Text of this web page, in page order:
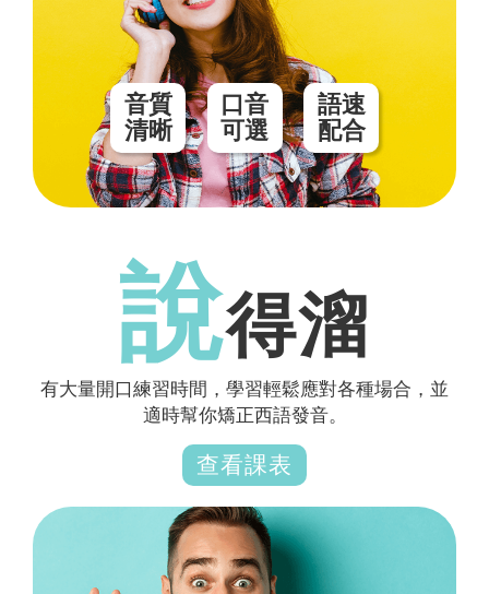
音質
清晰
口音
可選
語速
配合
說得溜
有大量開口練習時間，學習輕鬆應對各種場合，並
適時幫你矯正西語發音。
查看課表